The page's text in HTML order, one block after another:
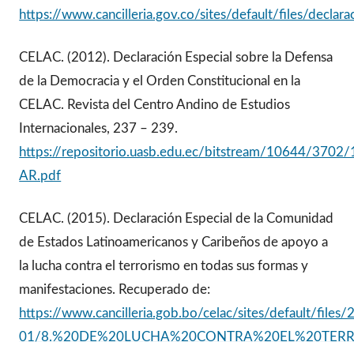
https://www.cancilleria.gov.co/sites/default/files/
CELAC. (2012). Declaración Especial sobre la Defensa
de la Democracia y el Orden Constitucional en la
CELAC. Revista del Centro Andino de Estudios
Internacionales, 237 – 239.
https://repositorio.uasb.edu.ec/bitstream/10644/
AR.pdf
CELAC. (2015). Declaración Especial de la Comunidad
de Estados Latinoamericanos y Caribeños de apoyo a
la lucha contra el terrorismo en todas sus formas y
manifestaciones. Recuperado de:
https://www.cancilleria.gob.bo/celac/sites/default/files/
01/